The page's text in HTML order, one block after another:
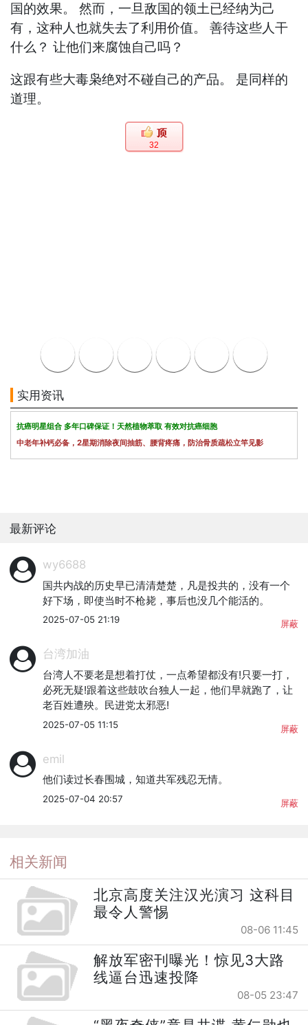
国的效果。 然而，一旦敌国的领土已经纳为己
有，这种人也就失去了利用价值。 善待这些人干
什么？ 让他们来腐蚀自己吗？
这跟有些大毒枭绝对不碰自己的产品。 是同样的
道理。
32
实用资讯
抗癌明星组合 多年口碑保证！天然植物萃取 有效对抗癌细胞
中老年补钙必备，2星期消除夜间抽筋、腰背疼痛，防治骨质疏松立竿见影
最新评论
wy6688
国共内战的历史早已清清楚楚，凡是投共的，没有一个
好下场，即使当时不枪毙，事后也没几个能活的。
2025-07-05 21:19 屏蔽
台湾加油
台湾人不要老是想着打仗，一点希望都没有!只要一打，
必死无疑!跟着这些鼓吹台独人一起，他们早就跑了，让
老百姓遭殃。民进党太邪恶!
2025-07-05 11:15 屏蔽
emil
他们读过长春围城，知道共军残忍无情。
2025-07-04 20:57 屏蔽
相关新闻
北京高度关注汉光演习 这科目
最令人警惕
08-06 11:45
解放军密刊曝光！惊见3大路
线逼台迅速投降
08-05 23:47